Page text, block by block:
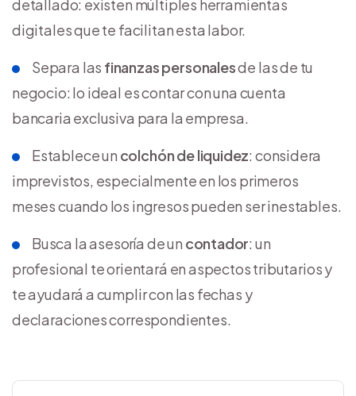
detallado: existen múltiples herramientas
digitales que te facilitan esta labor.
Separa las finanzas personalesde las de tu
negocio: lo ideal es contar con una cuenta
bancaria exclusiva para la empresa.
Establece un colchón de liquidez: considera
imprevistos, especialmente en los primeros
meses cuando los ingresos pueden ser inestables.
Busca la asesoría de un contador: un
profesional te orientará en aspectos tributarios y
te ayudará a cumplir con las fechas y
declaraciones correspondientes.